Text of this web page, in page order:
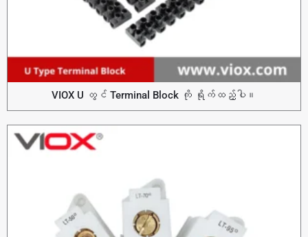
VIOX U တွင် Terminal Block ကို ရိုက်ထည့်ပါ။